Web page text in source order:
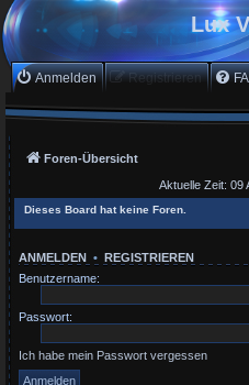
Lux
Anmelden Registrieren
Foren-Übersicht
Aktuelle Zeit: 09
Dieses Board hat keine Foren.
ANMELDEN • REGISTRIEREN
Benutzername:
Passwort:
Ich habe mein Passwort vergessen